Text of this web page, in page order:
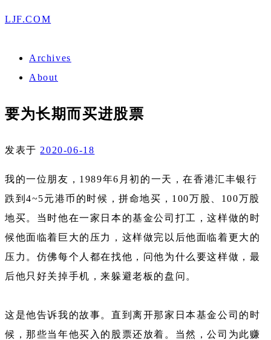
LJF.COM
Archives
About
要为长期而买进股票
发表于 2020-06-18
我的一位朋友，1989年6月初的一天，在香港汇丰银行
跌到4~5元港币的时候，拼命地买，100万股、100万股
地买。当时他在一家日本的基金公司打工，这样做的时
候他面临着巨大的压力，这样做完以后他面临着更大的
压力。仿佛每个人都在找他，问他为什么要这样做，最
后他只好关掉手机，来躲避老板的盘问。
这是他告诉我的故事。直到离开那家日本基金公司的时
候，那些当年他买入的股票还放着。当然，公司为此赚